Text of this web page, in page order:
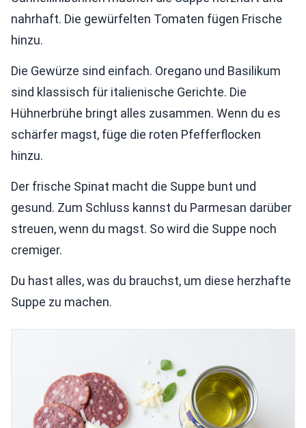
nahrhaft. Die gewürfelten Tomaten fügen Frische
hinzu.
Die Gewürze sind einfach. Oregano und Basilikum
sind klassisch für italienische Gerichte. Die
Hühnerbrühe bringt alles zusammen. Wenn du es
schärfer magst, füge die roten Pfefferflocken
hinzu.
Der frische Spinat macht die Suppe bunt und
gesund. Zum Schluss kannst du Parmesan darüber
streuen, wenn du magst. So wird die Suppe noch
cremiger.
Du hast alles, was du brauchst, um diese herzhafte
Suppe zu machen.